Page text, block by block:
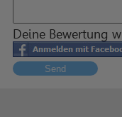
Deine Bewertung
Send